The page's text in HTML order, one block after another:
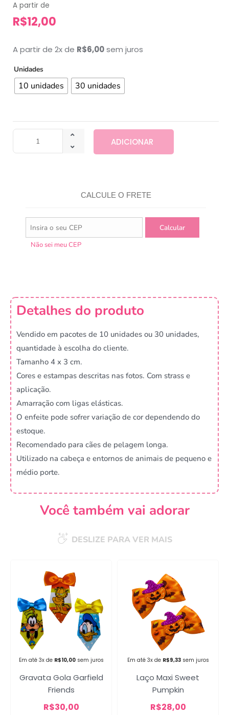
A partir de
R$12,00
A partir de 2x de R$6,00sem juros
Unidades
10 unidades 30 unidades
ADICIONAR
CALCULE O FRETE
Não sei meu CEP
Detalhes do produto
Vendido em pacotes de 10 unidades ou 30 unidades,
quantidade à escolha do cliente.
Tamanho 4 x 3 cm.
Cores e estampas descritas nas fotos. Com strass e
aplicação.
Amarração com ligas elásticas.
O enfeite pode sofrer variação de cor dependendo do
estoque.
Recomendado para cães de pelagem longa.
Utilizado na cabeça e entornos de animais de pequeno e
médio porte.
Você também vai adorar
DESLIZE PARA VER MAIS
Em até 3x de R$10,00 sem juros
Gravata Gola Garfield
Friends
R$30,00
Em até 3x de R$9,33 sem juros
Laço Maxi Sweet
Pumpkin
R$28,00
Campanha lançada com
sucesso!